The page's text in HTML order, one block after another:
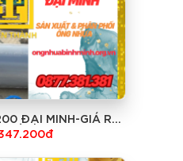
ĐẠI MINH-GIÁ RẺ